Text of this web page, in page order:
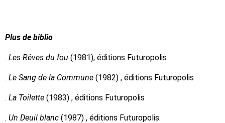
Plus de biblio
. Les Rêves du fou (1981), éditions Futuropolis
. Le Sang de la Commune (1982) , éditions Futuropolis
. La Toilette (1983) , éditions Futuropolis
. Un Deuil blanc (1987) , éditions Futuropolis.